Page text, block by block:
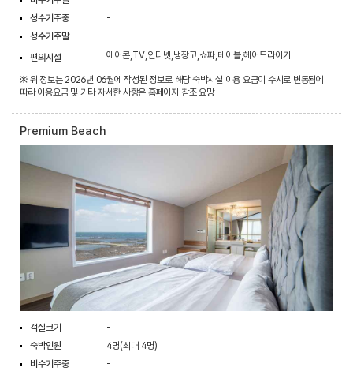
성수기주중
-
성수기주말
-
편의시설
에어콘,TV,인터넷,냉장고,쇼파,테이블,헤어드라이기
※ 위 정보는 2026년 06월에 작성된 정보로 해당 숙박시설 이용 요금이 수시로 변동됨에
따라 이용요금 및 기타 자세한 사항은 홈페이지 참조 요망
Premium Beach
객실크기
-
숙박인원
4명(최대 4명)
비수기주중
-